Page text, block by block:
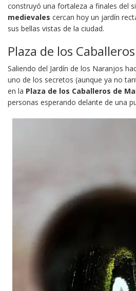
construyó una fortaleza a finales del
medievales cercan hoy un jardín
sus bellas vistas de la ciudad.
Plaza de los
Saliendo del Jardín de los Naranjos
uno de los secretos (aunque ya no
en la Plaza de los Caballeros de
personas esperando delante de una